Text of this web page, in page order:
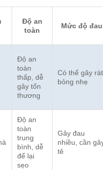
Độ an
toàn
Mức độ đau
Độ an
toàn
thấp, dễ
gây tổn
thương
Có thể gây
bỏng nhẹ
Độ an
toàn
trung
bình, dễ
để lại
sẹo
Gây đau
nhiều, cần
tê